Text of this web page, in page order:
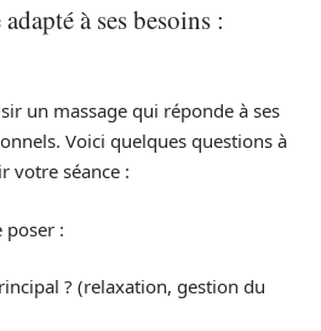
à ses besoins :
un massage qui réponde à ses
Voici quelques questions à
votre séance :
poser :
? (relaxation, gestion du